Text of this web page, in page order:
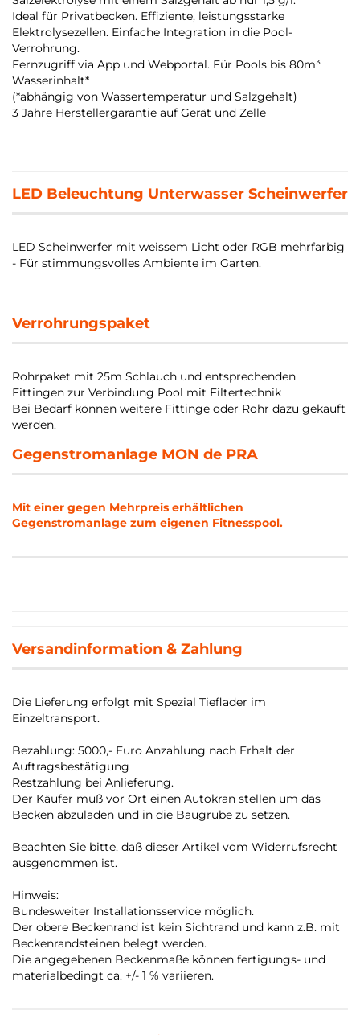
Ideal für Privatbecken. Effiziente, leistungsstarke
Elektrolysezellen. Einfache Integration in die Pool-
Verrohrung.
Fernzugriff via App und Webportal. Für Pools bis 80m³
Wasserinhalt*
(*abhängig von Wassertemperatur und Salzgehalt)
3 Jahre Herstellergarantie auf Gerät und Zelle
LED Beleuchtung Unterwasser Scheinwerfer
LED Scheinwerfer mit weissem Licht oder RGB mehrfarbig
- Für stimmungsvolles Ambiente im Garten.
Verrohrungspaket
Rohrpaket mit 25m Schlauch und entsprechenden
Fittingen zur Verbindung Pool mit Filtertechnik
Bei Bedarf können weitere Fittinge oder Rohr dazu gekauft
werden.
Gegenstromanlage MON de PRA
Mit einer gegen Mehrpreis erhältlichen
Gegenstromanlage zum eigenen Fitnesspool.
Versandinformation & Zahlung
Die Lieferung erfolgt mit Spezial Tieflader im
Einzeltransport.
Bezahlung: 5000,- Euro Anzahlung nach Erhalt der
Auftragsbestätigung
Restzahlung bei Anlieferung.
Der Käufer muß vor Ort einen Autokran stellen um das
Becken abzuladen und in die Baugrube zu setzen.
Beachten Sie bitte, daß dieser Artikel vom Widerrufsrecht
ausgenommen ist.
Hinweis:
Bundesweiter Installationsservice möglich.
Der obere Beckenrand ist kein Sichtrand und kann z.B. mit
Beckenrandsteinen belegt werden.
Die angegebenen Beckenmaße können fertigungs- und
materialbedingt ca. +/- 1 % variieren.